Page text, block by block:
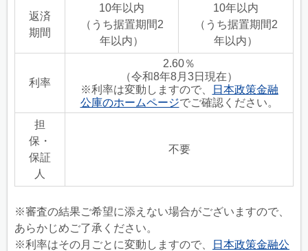
返済
期間
10年以内
（うち据置期間2
年以内）
10年以内
（うち据置期間2
年以内）
利率
2.60％
（令和8年8月3日現在）
※利率は変動しますので、
日本政策金融
公庫のホームページでご確認ください。
担
保・
保証
人
不要
※審査の結果ご希望に添えない場合がございますので、
あらかじめご了承ください。
※利率はその月ごとに変動しますので、
日本政策金融公